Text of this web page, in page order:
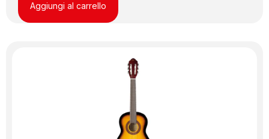
Aggiungi al carrello